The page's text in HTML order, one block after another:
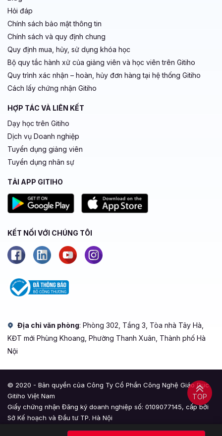
TOP
Hỏi đáp
Chính sách bảo mật thông tin
Chính sách và quy định chung
Quy định mua, hủy, sử dụng khóa học
Bộ quy tắc hành xử của giảng viên và học viên trên Gitiho
Quy trình xác nhận – hoàn, hủy đơn hàng tại hệ thống Gitiho
Cách lấy chứng nhận Gitiho
HỢP TÁC VÀ LIÊN KẾT
Dạy học trên Gitiho
Dịch vụ Doanh nghiệp
Tuyển dụng giảng viên
Tuyển dụng nhân sự
TẢI APP GITIHO
KẾT NỐI VỚI CHÚNG TÔI
Địa chỉ văn phòng: Phòng 302, Tầng 3, Tòa nhà Tây Hà,
KĐT mới Phùng Khoang, Phường Thanh Xuân, Thành phố Hà
Nội
© 2020 - Bản quyền của Công Ty Cổ Phần Công Nghệ Giáo Dục
Gitiho Việt Nam
Giấy chứng nhận Đăng ký doanh nghiệp số: 0109077145, cấp bởi
Sở Kế hoạch và Đầu tư TP. Hà Nội
Giấy phép mạng xã hội số: 588, cấp bởi Bộ Thông tin và Truyền